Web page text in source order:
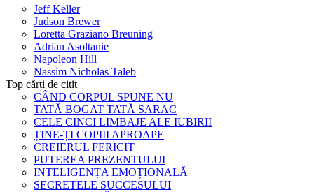
Jeff Keller
Judson Brewer
Loretta Graziano Breuning
Adrian Asoltanie
Napoleon Hill
Nassim Nicholas Taleb
Top cărți de citit
CÂND CORPUL SPUNE NU
TATĂ BOGAT TATĂ SARAC
CELE CINCI LIMBAJE ALE IUBIRII
ȚINE-ȚI COPIII APROAPE
CREIERUL FERICIT
PUTEREA PREZENTULUI
INTELIGENȚA EMOȚIONALĂ
SECRETELE SUCCESULUI